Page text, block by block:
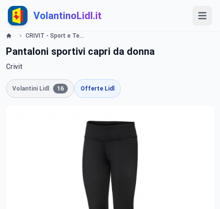
VolantinoLidl.it
CRIVIT - Sport e Tempo libero Lidl
Pantaloni sportivi capri da donna
Crivit
Volantini Lidl 16 Offerte Lidl